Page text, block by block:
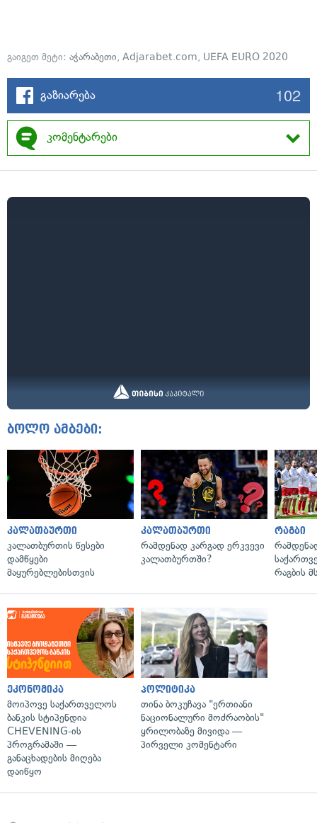
გაიგეთ მეტი: აჭარაბეთი, Adjarabet.com, UEFA EURO 2020
გაზიარება 102
კომენტარები
ბოლო ამბები:
კალათბურთი
კალათბურთის წესები
დამწყები
მაყურებლებისთვის
კალათბურთი
რამდენად კარგად ერკვევი
კალათბურთში?
რაგბი
რაგბის
ეკონომიკა
მოიპოვე საქართველოს
ბანკის სტიპენდია
CHEVENING-ის
პროგრამაში —
განაცხადების მიღება
დაიწყო
პოლიტიკა
თინა ბოკუჩავა "ერთიანი
ნაციონალური მოძრაობის"
ყრილობაზე მივიდა —
პირველი კომენტარი